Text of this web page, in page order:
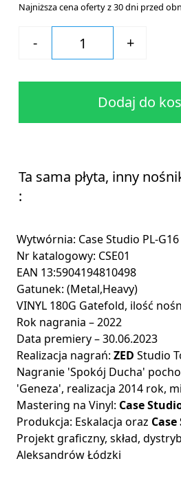
Najniższa cena oferty z 30 dni przed
Dodaj do
Ta sama płyta, inny
:
Wytwórnia: Case Studio PL-G16
Nr katalogowy: CSE01
EAN 13:5904194810498
Gatunek: (Metal,Heavy)
VINYL 180G Gatefold, ilość
Rok nagrania – 2022
Data premiery – 30.06.2023
Realizacja nagrań: ZED Studio
Nagranie 'Spokój Ducha'
'Geneza', realizacja 2014 rok,
Mastering na Vinyl: Case
Produkcja: Eskalacja oraz
Projekt graficzny, skład,
Aleksandrów Łódzki